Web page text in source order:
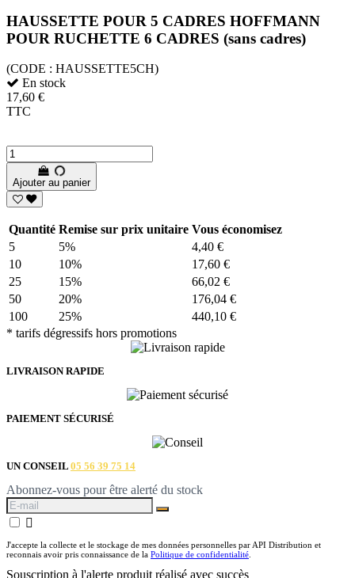
HAUSSETTE POUR 5 CADRES HOFFMANN
POUR RUCHETTE 6 CADRES (sans cadres)
(CODE : HAUSSETTE5CH)
En stock
17,60 €
TTC
Ajouter au panier
Quantité Remise sur prix unitaire Vous économisez
5
5%
4,40 €
10
10%
17,60 €
25
15%
66,02 €
50
20%
176,04 €
100
25%
440,10 €
* tarifs dégressifs hors promotions
LIVRAISON RAPIDE
PAIEMENT SÉCURISÉ
UN CONSEIL 05 56 39 75 14
Abonnez-vous pour être alerté du stock

J'accepte la collecte et le stockage de mes données personnelles par API Distribution et
reconnais avoir pris connaissance de la Politique de confidentialité.
Souscription à l'alerte produit réalisé avec succès